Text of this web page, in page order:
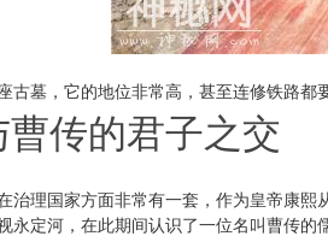
古墓，它的地位非常高，甚至连修铁路都
曹传的君子之交
治理国家方面非常有一套，作为皇帝康熙
永定河，在此期间认识了一位名叫曹传